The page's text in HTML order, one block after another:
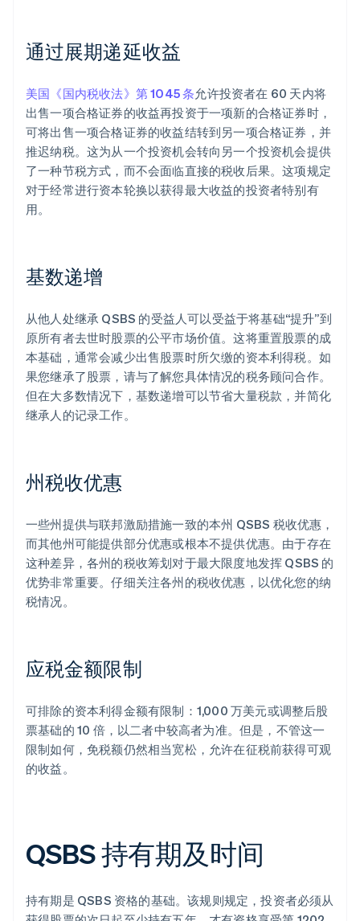
通过展期递延收益
美国《国内税收法》第 1045 条允许投资者在 60 天内将
出售一项合格证券的收益再投资于一项新的合格证券时，
可将出售一项合格证券的收益结转到另一项合格证券，并
推迟纳税。这为从一个投资机会转向另一个投资机会提供
了一种节税方式，而不会面临直接的税收后果。这项规定
对于经常进行资本轮换以获得最大收益的投资者特别有
用。
基数递增
从他人处继承 QSBS 的受益人可以受益于将基础“提升”到
原所有者去世时股票的公平市场价值。这将重置股票的成
本基础，通常会减少出售股票时所欠缴的资本利得税。如
果您继承了股票，请与了解您具体情况的税务顾问合作。
但在大多数情况下，基数递增可以节省大量税款，并简化
继承人的记录工作。
州税收优惠
一些州提供与联邦激励措施一致的本州 QSBS 税收优惠，
而其他州可能提供部分优惠或根本不提供优惠。由于存在
这种差异，各州的税收筹划对于最大限度地发挥 QSBS 的
优势非常重要。仔细关注各州的税收优惠，以优化您的纳
税情况。
应税金额限制
可排除的资本利得金额有限制：1,000 万美元或调整后股
票基础的 10 倍，以二者中较高者为准。但是，不管这一
限制如何，免税额仍然相当宽松，允许在征税前获得可观
的收益。
QSBS 持有期及时间
持有期是 QSBS 资格的基础。该规则规定，投资者必须从